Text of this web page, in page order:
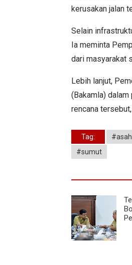
kerusakan jalan
Selain
Ia meminta
dari masyarakat
Lebih lanjut,
(Bakamla)
rencana
Tag:
#sumut